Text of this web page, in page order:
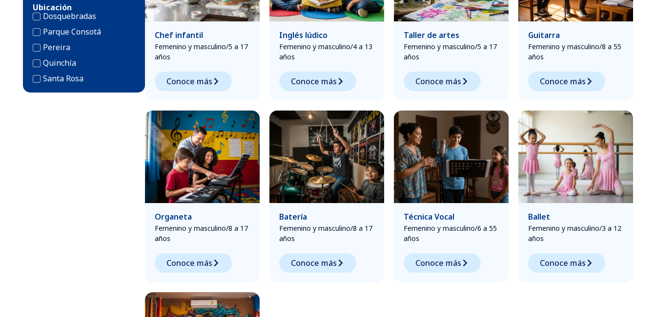
Ubicación
Dosquebradas
Parque Consotá
Pereira
Quinchía
Santa Rosa
Chef infantil
Femenino y masculino/5 a 17
años
Conoce más
Inglés lúdico
Femenino y masculino/4 a 13
años
Conoce más
Taller de artes
Femenino y masculino/5 a 17
años
Conoce más
Guitarra
Femenino y masculino/8 a 55
años
Conoce más
Organeta
Femenino y masculino/8 a 17
años
Conoce más
Batería
Femenino y masculino/8 a 17
años
Conoce más
Técnica Vocal
Femenino y masculino/6 a 55
años
Conoce más
Ballet
Femenino y masculino/3 a 12
años
Conoce más